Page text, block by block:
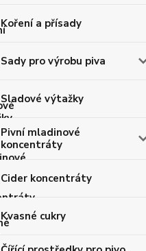
Koření a přísady
Sady pro výrobu piva
Sladové výtažky
Pivní mladinové
koncentráty
Cider koncentráty
Kvasné cukry